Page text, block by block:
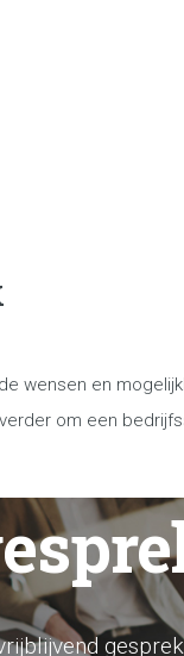
wensen en
om een